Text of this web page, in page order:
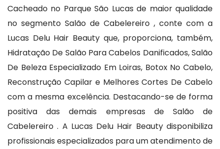
Cacheado no Parque São Lucas de maior qualidade
no segmento Salão de Cabelereiro , conte com a
Lucas Delu Hair Beauty que, proporciona, também,
Hidratação De Salão Para Cabelos Danificados, Salão
De Beleza Especializado Em Loiras, Botox No Cabelo,
Reconstrução Capilar e Melhores Cortes De Cabelo
com a mesma excelência. Destacando-se de forma
positiva das demais empresas de Salão de
Cabelereiro . A Lucas Delu Hair Beauty disponibiliza
profissionais especializados para um atendimento de